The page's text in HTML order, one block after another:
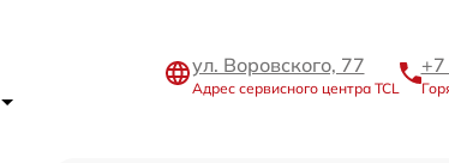
ул. Воровского, 77
Адрес сервисного центра TCL